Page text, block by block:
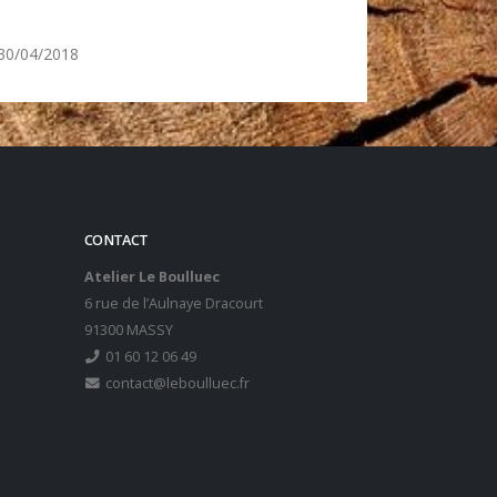
04/2018
CONTACT
Atelier Le Boulluec
6 rue de l’Aulnaye Dracourt
91300 MASSY
01 60 12 06 49
contact@leboulluec.fr